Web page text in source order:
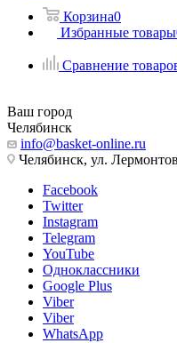
Корзина0
Избранные товары
Сравнение
Ваш город
Челябинск
info@basket-online.ru
Челябинск, ул.
Facebook
Twitter
Instagram
Telegram
YouTube
Одноклассники
Google Plus
Viber
Viber
WhatsApp